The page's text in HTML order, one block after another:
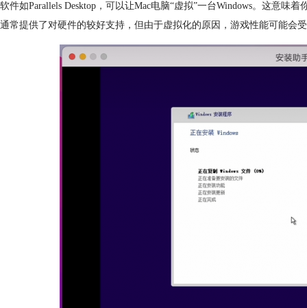
件如Parallels Desktop，可以让Mac电脑“虚拟”一台Windows。这意味
常提供了对硬件的较好支持，但由于虚拟化的原因，游戏性能可能会